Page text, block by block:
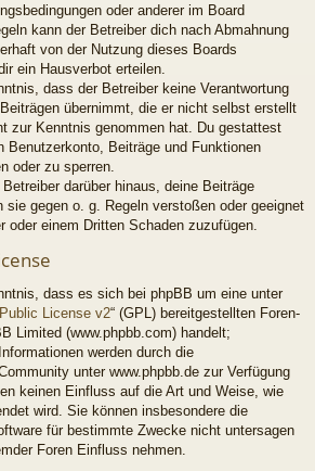
oder anderer im Board
kann der Betreiber dich nach Abmahnung
von der Nutzung dieses Boards
ein Hausverbot erteilen.
dass der Betreiber keine Verantwortung
übernimmt, die er nicht selbst erstellt
zur Kenntnis genommen hat. Du gestattest
Benutzerkonto, Beiträge und Funktionen
oder zu sperren.
darüber hinaus, deine Beiträge
sie gegen o. g. Regeln verstoßen oder geeignet
oder einem Dritten Schaden zuzufügen.
dass es sich bei phpBB um eine unter
License v2“ (GPL) bereitgestellten Foren-
Limited (www.phpbb.com) handelt;
werden durch die
unter www.phpbb.de zur Verfügung
keinen Einfluss auf die Art und Weise, wie
wird. Sie können insbesondere die
für bestimmte Zwecke nicht untersagen
Foren Einfluss nehmen.